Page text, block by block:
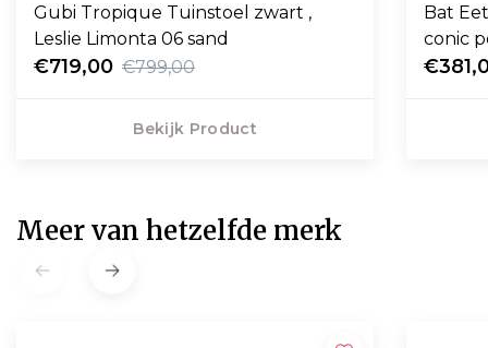
Gubi Tropique Tuinstoel zwart ,
Leslie Limonta 06 sand
€719,00 €799,00
Bekijk Product
Bat
conic
Meer van hetzelfde merk